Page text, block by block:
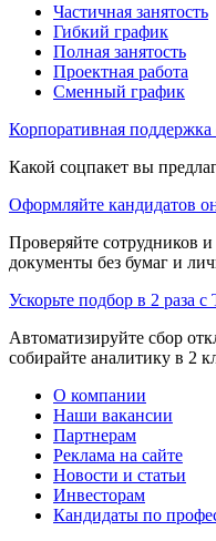
Частичная занятость
Гибкий график
Полная занятость
Проектная работа
Сменный график
Корпоративная поддержка
Какой соцпакет вы
Оформляйте кандидатов
Проверяйте сотрудников
документы без бумаг и
Ускорьте подбор в 2 раза с
Автоматизируйте сбор
собирайте аналитику в 2
О компании
Наши вакансии
Партнерам
Реклама на сайте
Новости и статьи
Инвесторам
Кандидаты по